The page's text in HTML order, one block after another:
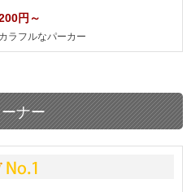
円～
ラフルなパーカー
ナー